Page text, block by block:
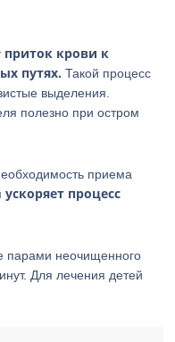
приток крови к
путях. Такой процесс
выделения.
полезно при остром
приема
ускоряет процесс
парами неочищенного
Для лечения детей